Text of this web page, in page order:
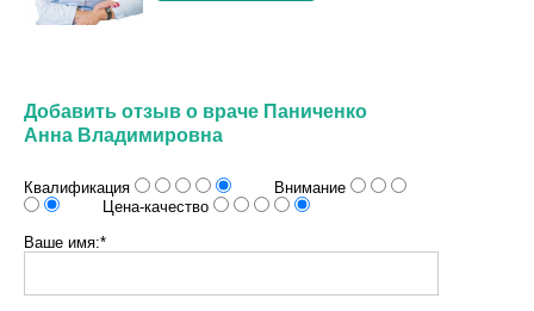
Добавить отзыв о враче Паниченко
Анна Владимировна
Квалификация
Внимание
Цена-качество
Ваше имя:*